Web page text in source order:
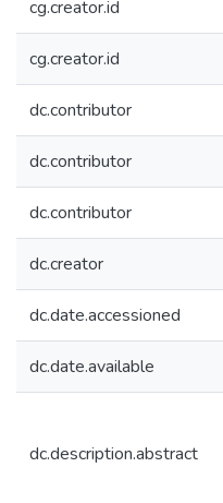
cg.creator.id
cg.creator.id
dc.contributor
dc.contributor
dc.contributor
dc.creator
dc.date.accessioned
dc.date.available
dc.description.abstract